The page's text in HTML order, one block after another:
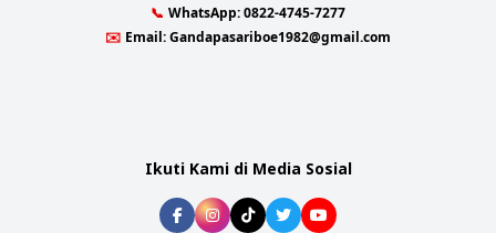
📞 WhatsApp:0822-4745-7277
✉️ Email:Gandapasariboe1982@gmail.com
Ikuti Kami di Media Sosial